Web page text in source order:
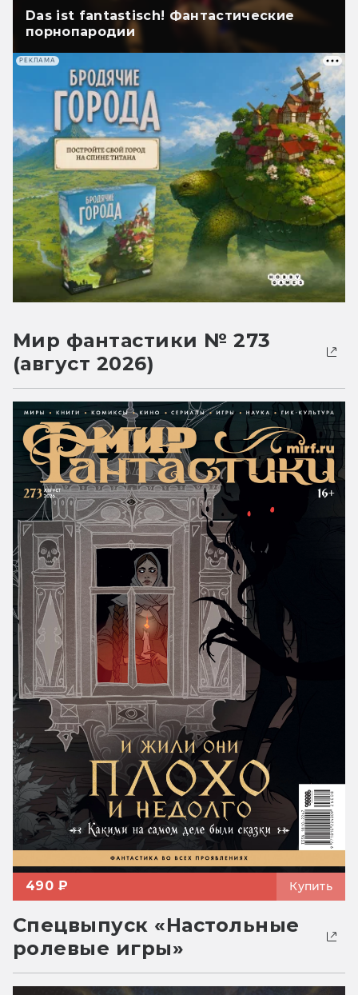
Das ist fantastisch! Фантастические
порнопародии
РЕКЛАМА
Мир фантастики № 273
(август 2026)
490 ₽ Купить
Спецвыпуск «Настольные
ролевые игры»